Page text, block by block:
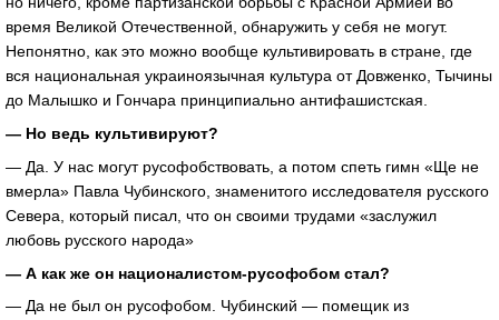
время Великой Отечественной, обнаружить у себя не могут.
Непонятно, как это можно вообще культивировать в стране, где
вся национальная украиноязычная культура от Довженко, Тычины
до Малышко и Гончара принципиально антифашистская.
— Но ведь культивируют?
— Да. У нас могут русофобствовать, а потом спеть гимн «Ще не
вмерла» Павла Чубинского, знаменитого исследователя русского
Севера, который писал, что он своими трудами «заслужил
любовь русского народа»
— А как же он националистом-русофобом стал?
— Да не был он русофобом. Чубинский — помещик из